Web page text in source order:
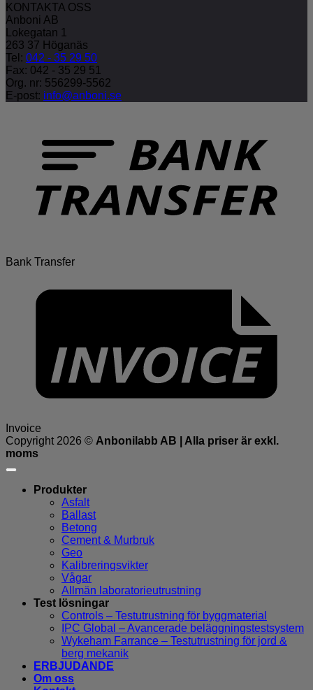
KONTAKTA OSS
Anboni AB
Lokegatan 1
263 37 Höganäs
Tel: 042 - 35 29 50
Fax: 042 - 35 29 51
Org. nr: 556299-5562
E-post: info@anboni.se
Bank Transfer
Invoice
Copyright 2026 © Anbonilabb AB | Alla priser är exkl.
moms
Produkter
Asfalt
Ballast
Betong
Cement & Murbruk
Geo
Kalibreringsvikter
Vågar
Allmän laboratorieutrustning
Test lösningar
Controls – Testutrustning för byggmaterial
IPC Global – Avancerade beläggningstestsystem
Wykeham Farrance – Testutrustning för jord &
berg mekanik
ERBJUDANDE
Om oss